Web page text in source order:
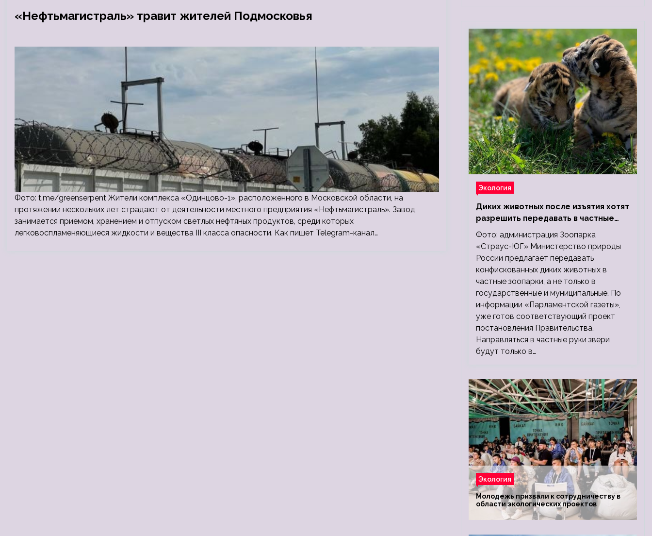
«Нефтьмагистраль» травит жителей Подмосковья
Фото: t.me/greenserpent Жители комплекса «Одинцово-1», расположенного в Московской области, на
протяжении нескольких лет страдают от деятельности местного предприятия «Нефтьмагистраль». Завод
занимается приемом, хранением и отпуском светлых нефтяных продуктов, среди которых
легковоспламеняющиеся жидкости и вещества III класса опасности. Как пишет Telegram-канал…
Экология
Диких животных после изъятия хотят
разрешить передавать в частные
зоопарки
Фото: администрация Зоопарка
«Страус-ЮГ» Министерство природы
России предлагает передавать
конфискованных диких животных в
частные зоопарки, а не только в
государственные и муниципальные. По
информации «Парламентской газеты»,
уже готов соответствующий проект
постановления Правительства.
Направляться в частные руки звери
будут только в…
Экология
Молодежь призвали к сотрудничеству в
области экологических проектов